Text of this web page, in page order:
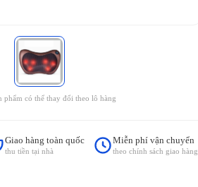
phẩm có thể thay đổi theo lô hàng
Giao hàng toàn quốc
thu tiền tại nhà
Miễn phí vận chuyển
theo chính sách giao hàng